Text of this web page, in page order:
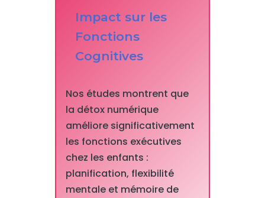
Impact sur les
Fonctions
Cognitives
Nos études montrent que
la détox numérique
améliore significativement
les fonctions exécutives
chez les enfants :
planification, flexibilité
mentale et mémoire de